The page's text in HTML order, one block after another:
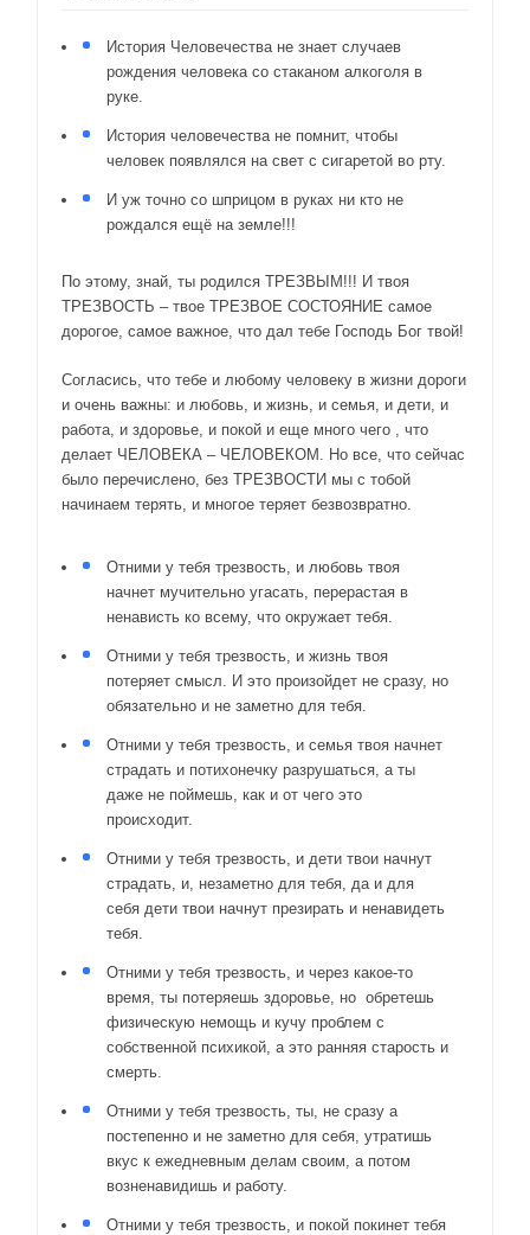
История Человечества не знает случаев
рождения человека со стаканом алкоголя в
руке.
История человечества не помнит, чтобы
человек появлялся на свет с сигаретой во рту.
И уж точно со шприцом в руках ни кто не
рождался ещё на земле!!!
По этому, знай, ты родился ТРЕЗВЫМ!!! И твоя
ТРЕЗВОСТЬ – твое ТРЕЗВОЕ СОСТОЯНИЕ самое
дорогое, самое важное, что дал тебе Господь Бог твой!
Согласись, что тебе и любому человеку в жизни дороги
и очень важны: и любовь, и жизнь, и семья, и дети, и
работа, и здоровье, и покой и еще много чего , что
делает ЧЕЛОВЕКА – ЧЕЛОВЕКОМ. Но все, что сейчас
было перечислено, без ТРЕЗВОСТИ мы с тобой
начинаем терять, и многое теряет безвозвратно.
Отними у тебя трезвость, и любовь твоя
начнет мучительно угасать, перерастая в
ненависть ко всему, что окружает тебя.
Отними у тебя трезвость, и жизнь твоя
потеряет смысл. И это произойдет не сразу, но
обязательно и не заметно для тебя.
Отними у тебя трезвость, и семья твоя начнет
страдать и потихонечку разрушаться, а ты
даже не поймешь, как и от чего это
происходит.
Отними у тебя трезвость, и дети твои начнут
страдать, и, незаметно для тебя, да и для
себя дети твои начнут презирать и ненавидеть
тебя.
Отними у тебя трезвость, и через какое-то
время, ты потеряешь здоровье, но обретешь
физическую немощь и кучу проблем с
собственной психикой, а это ранняя старость и
смерть.
Отними у тебя трезвость, ты, не сразу а
постепенно и не заметно для себя, утратишь
вкус к ежедневным делам своим, а потом
возненавидишь и работу.
Отними у тебя трезвость, и покой покинет тебя